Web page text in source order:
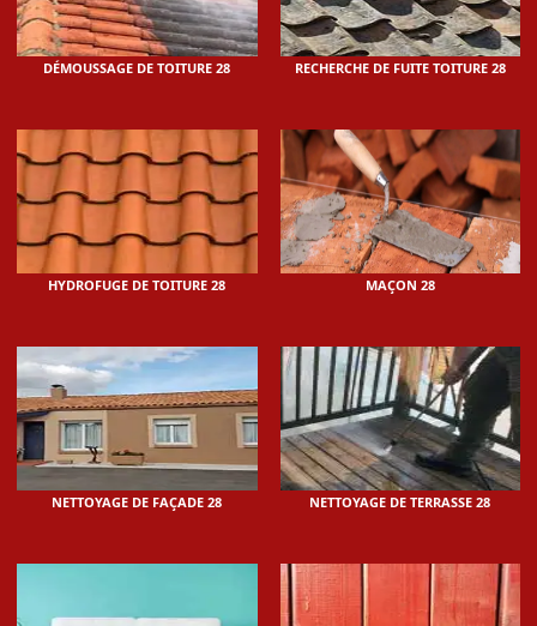
DÉMOUSSAGE DE TOITURE 28 RECHERCHE DE FUITE TOITURE 28
HYDROFUGE DE TOITURE 28 MAÇON 28
NETTOYAGE DE FAÇADE 28 NETTOYAGE DE TERRASSE 28